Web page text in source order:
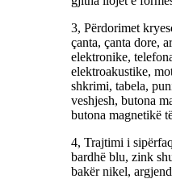
3, Përdorimet
çanta, çanta dore,
elektronike,
elektroakustike,
shkrimi, tabela,
veshjesh, butona
butona magnetikë
4, Trajtimi i
bardhë blu, zink
bakër nikel,